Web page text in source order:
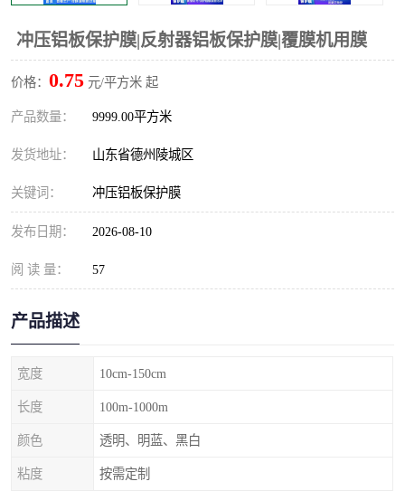
冲压铝板保护膜|反射器铝板保护膜|覆膜机用膜
价格： 0.75 元/平方米 起
产品数量： 9999.00平方米
发货地址： 山东省德州陵城区
关键词： 冲压铝板保护膜
发布日期： 2026-08-10
阅 读 量： 57
产品描述
宽度 10cm-150cm
长度 100m-1000m
颜色 透明、明蓝、黑白
粘度 按需定制